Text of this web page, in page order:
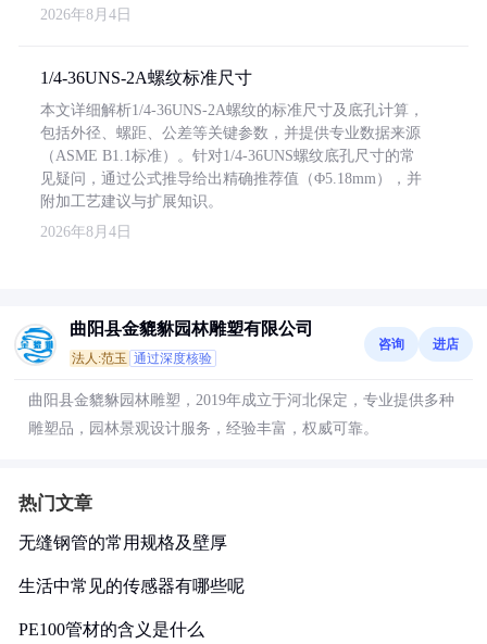
2026年8月4日
1/4-36UNS-2A螺纹标准尺寸
本文详细解析1/4-36UNS-2A螺纹的标准尺寸及底孔计算，
包括外径、螺距、公差等关键参数，并提供专业数据来源
（ASME B1.1标准）。针对1/4-36UNS螺纹底孔尺寸的常
见疑问，通过公式推导给出精确推荐值（Φ5.18mm），并
附加工艺建议与扩展知识。
2026年8月4日
曲阳县金貔貅园林雕塑有限公司
法人:范玉 通过深度核验
咨询 进店
曲阳县金貔貅园林雕塑，2019年成立于河北保定，专业提供多种
雕塑品，园林景观设计服务，经验丰富，权威可靠。
热门文章
无缝钢管的常用规格及壁厚
生活中常见的传感器有哪些呢
PE100管材的含义是什么